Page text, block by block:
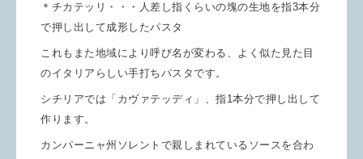
＊チカテッリ・・・人差し指くらいの塊の生地を指3本分
で押し出して成形したパスタ
これもまた地域により呼び名が変わる、よく似た見た目
のイタリアらしい手打ちパスタです。
シチリアでは「カヴァテッディ」、指1本分で押し出して
作ります。
カンパーニャ州ソレントで親しまれているソースを合わ